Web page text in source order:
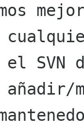
el SVN